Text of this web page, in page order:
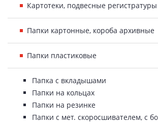
Картотеки, подвесные регистратуры
Папки картонные, короба архивные
Папки пластиковые
Папка с вкладышами
Папки на кольцах
Папки на резинке
Папки с мет. скоросшивателем, с